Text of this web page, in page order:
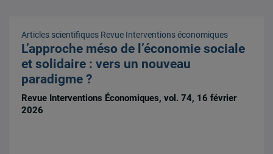
Articles scientifiques Revue Interventions économiques
L’approche méso de l’économie sociale
et solidaire : vers un nouveau
paradigme ?
Revue Interventions Économiques, vol. 74, 16 février
2026